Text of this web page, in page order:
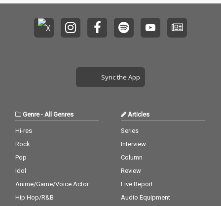
Sync the App
Genre- All Genres
Hi-res
Rock
Pop
Idol
Anime/Game/Voice Actor
Hip Hop/R&B
Articles
Series
Interview
Column
Review
Live Report
Audio Equipment